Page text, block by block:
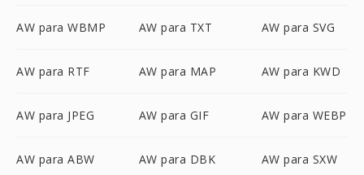
AW para WBMP AW para TXT AW para SVG
AW para RTF AW para MAP AW para KWD
AW para JPEG AW para GIF AW para WEBP
AW para ABW AW para DBK AW para SXW